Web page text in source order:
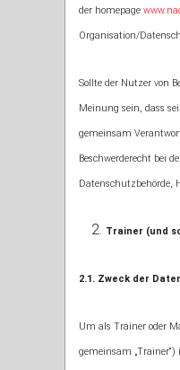
der homepage
Organisation/
Sollte der Nutzer von
Meinung sein, dass
gemeinsam
Beschwerderecht bei
Datenschutzbehörde,
Trainer (und
2.1. Zweck der
Um als Trainer oder
gemeinsam